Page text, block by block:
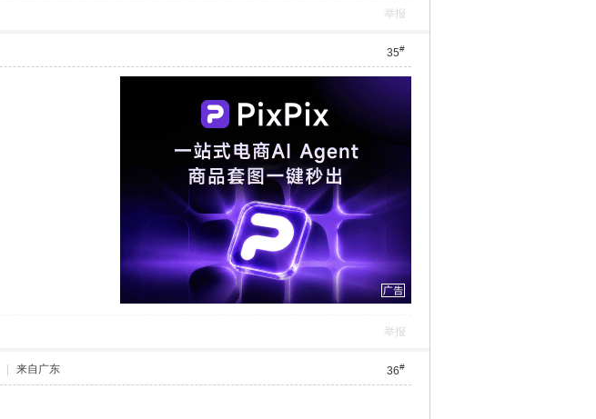
举报
35#
举报
36#
来自广东